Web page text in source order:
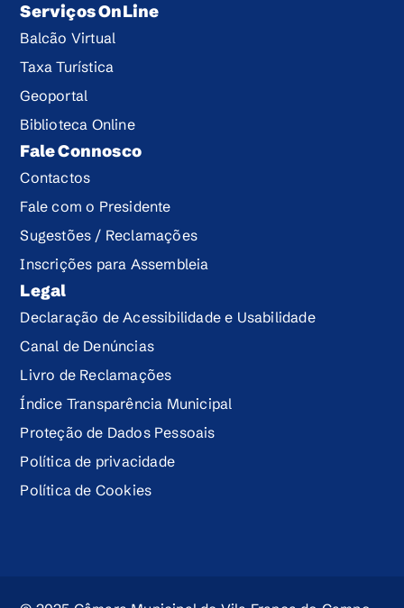
Serviços OnLine
Balcão Virtual
Taxa Turística
Geoportal
Biblioteca Online
Fale Connosco
Contactos
Fale com o Presidente
Sugestões / Reclamações
Inscrições para Assembleia
Legal
Declaração de Acessibilidade e Usabilidade
Canal de Denúncias
Livro de Reclamações
Índice Transparência Municipal
Proteção de Dados Pessoais
Política de privacidade
Política de Cookies